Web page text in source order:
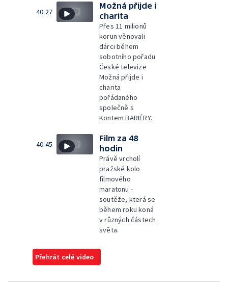
40:27
Možná přijde i
charita
Přes 11 milionů
korun věnovali
dárci během
sobotního pořadu
České televize
Možná přijde i
charita
pořádaného
společně s
Kontem BARIÉRY.
40:45
Film za 48
hodin
Právě vrcholí
pražské kolo
filmového
maratonu -
soutěže, která se
během roku koná
v různých částech
světa.
Přehrát celé video